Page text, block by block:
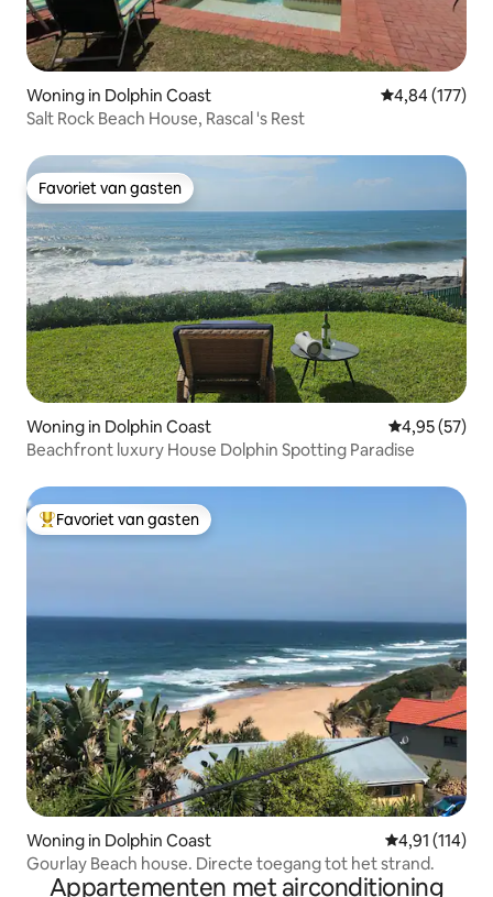
Woning in Dolphin Coast Gemiddelde
4,84 (177)
Salt Rock Beach House, Rascal 's Rest
Favoriet van gasten
Favoriet van gasten
Woning in Dolphin Coast Gemiddelde
4,95 (57)
Beachfront luxury House Dolphin Spotting Paradise
Topfavoriet van gasten
Favoriet van gasten
Woning in Dolphin Coast Gemiddelde
4,91 (114)
Gourlay Beach house. Directe toegang tot het strand.
Appartementen met airconditioning